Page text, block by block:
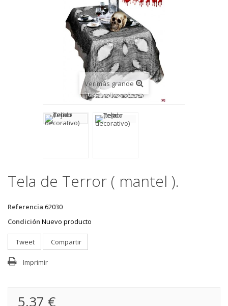
Ver más grande
Tela de Terror ( mantel ).
Referencia 62030
Condición Nuevo producto
Tweet Compartir
Imprimir
5,37 €